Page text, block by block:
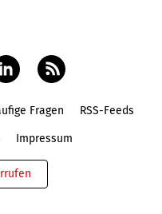
Fragen RSS-Feeds
Impressum